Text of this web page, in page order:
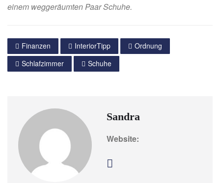
einem weggeräumten Paar Schuhe.
Finanzen InteriorTipp
Ordnung
Schlafzimmer
Schuhe
Sandra
Website: